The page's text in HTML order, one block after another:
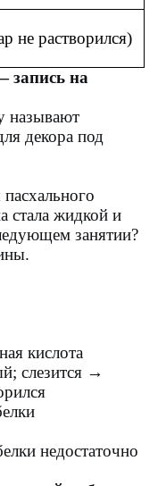
не растворился)
запись на
называют
декора под
стала жидкой и
занятии?
кислота
слезится →
недостаточно